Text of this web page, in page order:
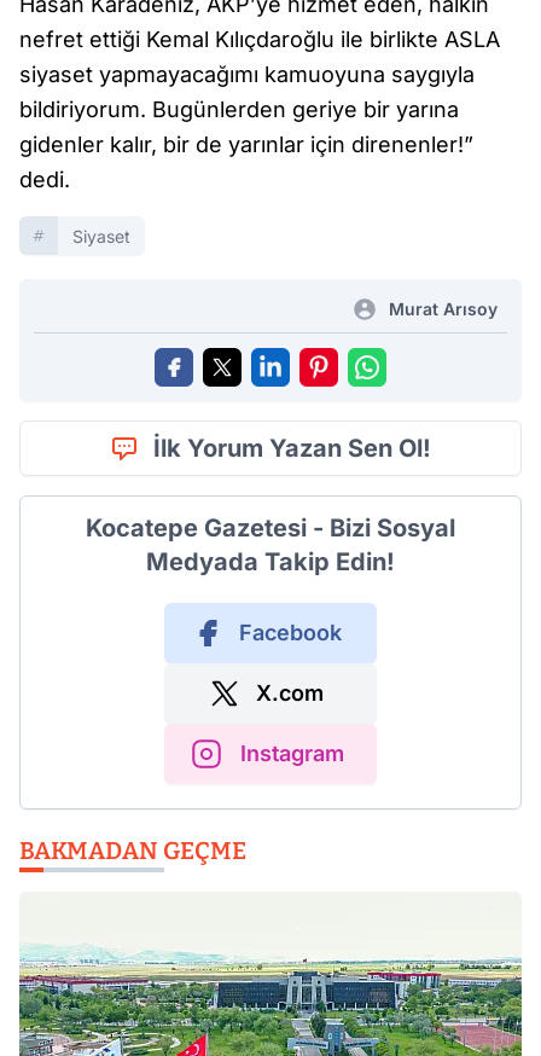
nefret ettiği Kemal Kılıçdaroğlu ile birlikte ASLA
siyaset yapmayacağımı kamuoyuna saygıyla
bildiriyorum. Bugünlerden geriye bir yarına
gidenler kalır, bir de yarınlar için direnenler!”
dedi.
Siyaset
Murat Arısoy
İlk Yorum Yazan Sen Ol!
Kocatepe Gazetesi - Bizi Sosyal
Medyada Takip Edin!
Facebook
X.com
Instagram
BAKMADAN GEÇME